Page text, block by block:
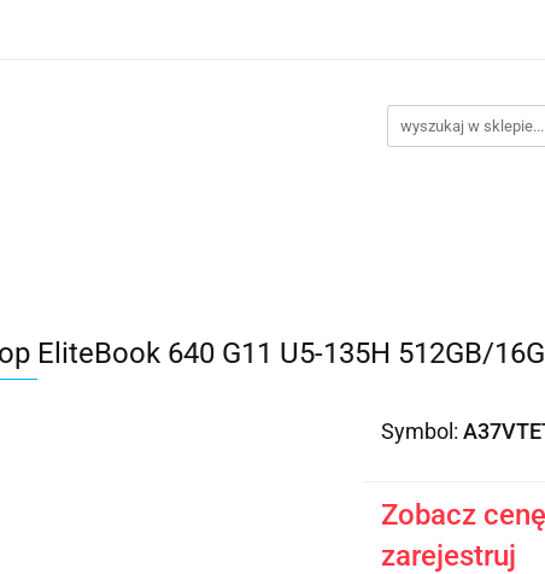
EliteBook 640 G11 U5-135H 512GB/
Symbol:
Zobacz
zarejestruj